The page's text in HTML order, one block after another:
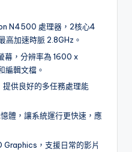
N4500 處理器，2核心4
高加速時脈 2.8GHz。
幕，分辨率為 1600 x
編輯文檔。
提供良好的多任務處理能
體，讓系統運行更快速，應
Graphics，支援日常的影片